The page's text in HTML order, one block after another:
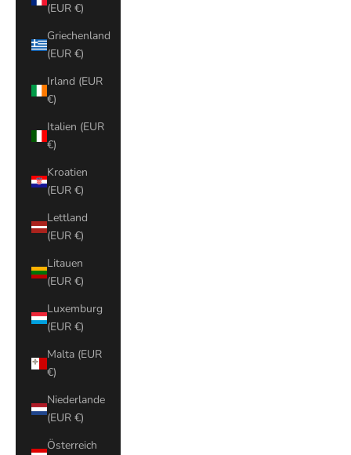
(EUR €)
Griechenland
(EUR €)
Irland (EUR
€)
Italien (EUR
€)
Kroatien
(EUR €)
Lettland
(EUR €)
Litauen
(EUR €)
Luxemburg
(EUR €)
Malta (EUR
€)
Niederlande
(EUR €)
Österreich